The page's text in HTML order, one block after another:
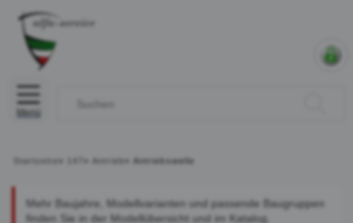
Menü
Startseite » » Antrieb » Antriebswelle
Mehr Baujahre, Modellvarianten und passende Baugruppen
finden Sie in der Modellübersicht und im Katalog.